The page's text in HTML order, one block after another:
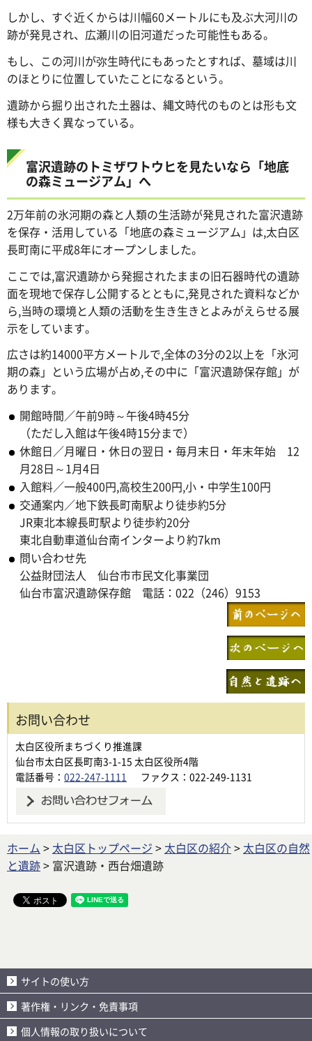
しかし、すぐ近くからは川幅60メートルにも及ぶ大河川の
跡が発見され、広瀬川の旧河道だった可能性もある。
もし、この河川が弥生時代にもあったとすれば、墓域は川
のほとりに位置していたことになるという。
遺跡から掘り出された土器は、縄文時代のものとは形も文
様も大きく異なっている。
富沢遺跡のトミザワトウヒを見たいなら「地底
の森ミュージアム」へ
2万年前の氷河期の森と人類の生活跡が発見された富沢遺跡
を保存・活用している「地底の森ミュージアム」は,太白区
長町南に平成8年にオープンしました。
ここでは,富沢遺跡から発掘されたままの旧石器時代の遺跡
面を現地で保存し公開するとともに,発見された資料などか
ら,当時の環境と人類の活動を生き生きとよみがえらせる展
示をしています。
広さは約14000平方メートルで,全体の3分の2以上を「氷河
期の森」という広場が占め,その中に「富沢遺跡保存館」が
あります。
開館時間／午前9時～午後4時45分
（ただし入館は午後4時15分まで）
休館日／月曜日・休日の翌日・毎月末日・年末年始 12
月28日～1月4日
入館料／一般400円,高校生200円,小・中学生100円
交通案内／地下鉄長町南駅より徒歩約5分
JR東北本線長町駅より徒歩約20分
東北自動車道仙台南インターより約7km
問い合わせ先
公益財団法人 仙台市市民文化事業団
仙台市富沢遺跡保存館 電話：022（246）9153
お問い合わせ
太白区役所まちづくり推進課
仙台市太白区長町南3-1-15 太白区役所4階
電話番号： 022-247-1111 ファクス：022-249-1131
ホーム > 太白区トップページ > 太白区の紹介> 太白区の自然
と遺跡> 富沢遺跡・西台畑遺跡
サイトの使い方
著作権・リンク・免責事項
個人情報の取り扱いについて